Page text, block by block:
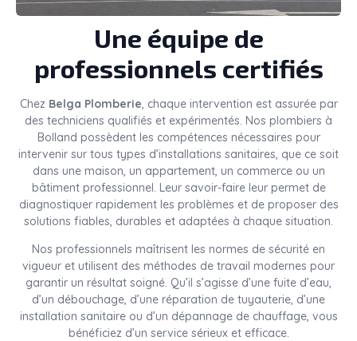
Une équipe de
professionnels certifiés
Chez Belga Plomberie , chaque intervention est assurée par
des techniciens qualifiés et expérimentés. Nos plombiers à
Bolland possèdent les compétences nécessaires pour
intervenir sur tous types d’installations sanitaires, que ce soit
dans une maison, un appartement, un commerce ou un
bâtiment professionnel. Leur savoir-faire leur permet de
diagnostiquer rapidement les problèmes et de proposer des
solutions fiables, durables et adaptées à chaque situation.
Nos professionnels maîtrisent les normes de sécurité en
vigueur et utilisent des méthodes de travail modernes pour
garantir un résultat soigné. Qu’il s’agisse d’une fuite d’eau,
d’un débouchage, d’une réparation de tuyauterie, d’une
installation sanitaire ou d’un dépannage de chauffage, vous
bénéficiez d’un service sérieux et efficace.